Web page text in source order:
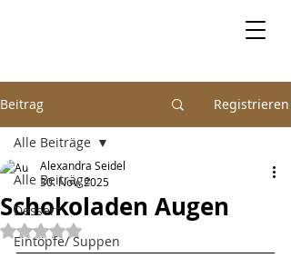
Beitrag Registrieren
Alle Beiträge
Dessert
Eintöpfe/ Suppen
Alle Beiträge
Schokoladen Augen
Alexandra Seidel
30. Nov. 2025
Mit NaN von 5 Sternen bewertet.